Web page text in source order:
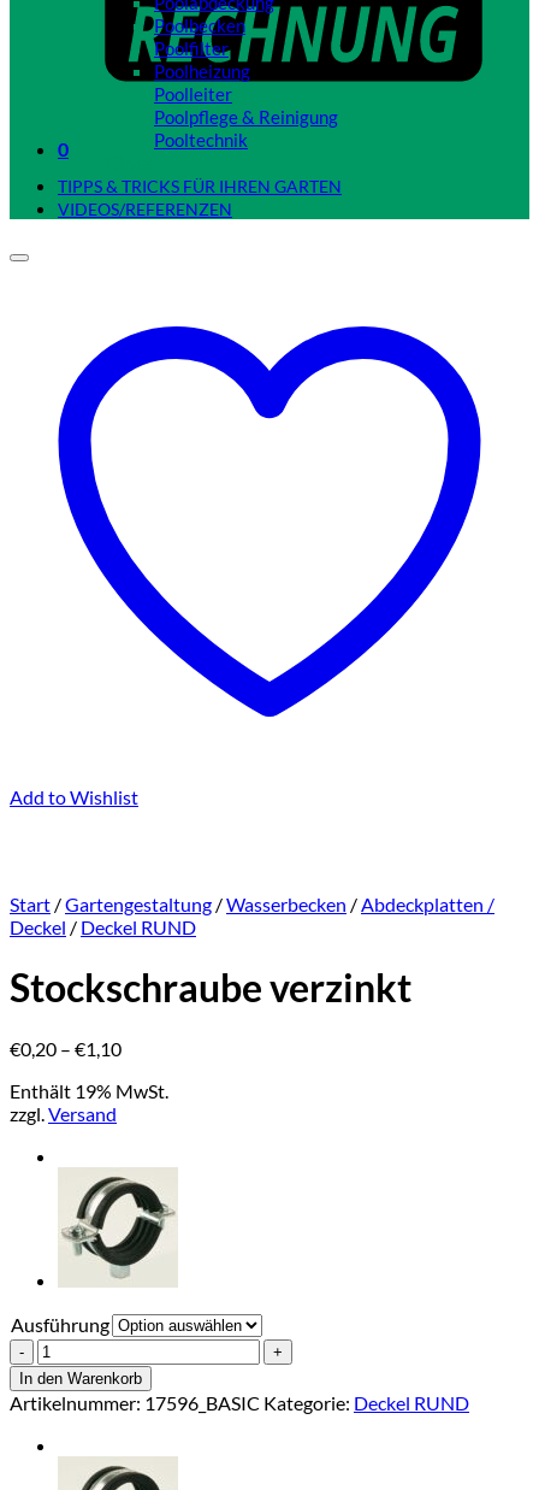
0
Poolbecken
Poolfilter
Poolheizung
Poolleiter
Poolpflege & Reinigung
Pooltechnik
TIPPS & TRICKS FÜR IHREN GARTEN
VIDEOS/REFERENZEN
Add to Wishlist
Start /Gartengestaltung /Wasserbecken /Abdeckplatten /
Deckel / Deckel RUND
Stockschraube verzinkt
€0,20 – €1,10Preisspanne:
bis
Enthält 19% MwSt.
zzgl.Versand
Ausführung
Stockschraube
verzinkt
Menge
In den Warenkorb
Artikelnummer: 17596_BASIC Kategorie: Deckel RUND